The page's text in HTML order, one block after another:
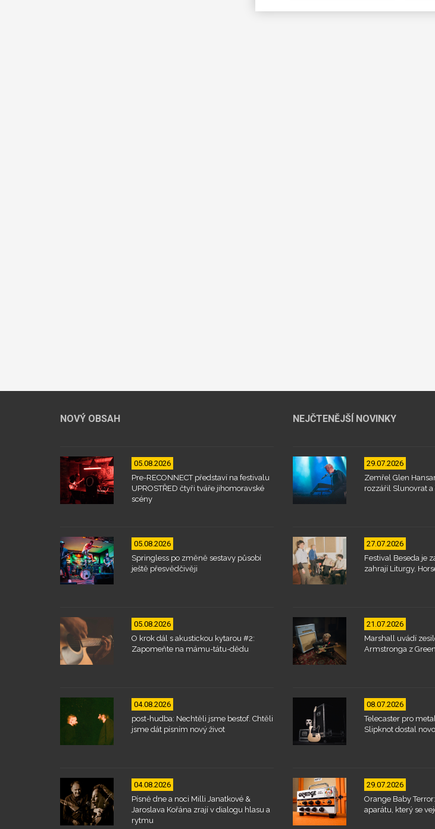
NOVÝ OBSAH
05.08.2026
Pre-RECONNECT představí na festivalu
UPROSTŘED čtyři tváře jihomoravské
scény
05.08.2026
Springless po změně sestavy působí
ještě přesvědčivěji
05.08.2026
O krok dál s akustickou kytarou #2:
Zapomeňte na mámu-tátu-dědu
04.08.2026
post-hudba: Nechtěli jsme bestof. Chtěli
jsme dát písním nový život
04.08.2026
Písně dne a noci Milli Janatkové &
Jaroslava Kořána zrají v dialogu hlasu a
rytmu
NEJČTENĚJŠÍ NOVINKY
29.07.2026
Zemřel Glen
rozzářil Slunovrat
27.07.2026
Festival Beseda je
zahrají Liturgy,
21.07.2026
Marshall uvádí
Armstronga z
08.07.2026
Telecaster pro
Slipknot dostal
29.07.2026
Orange Baby
aparátu, který se